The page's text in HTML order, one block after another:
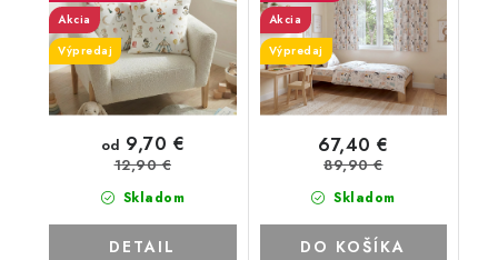
Akcia
Výpredaj
Skladom
od 9,70 €
12,90 €
DETAIL
Akcia
Výpredaj
Skladom
67,40 €
89,90 €
DO KOŠÍKA